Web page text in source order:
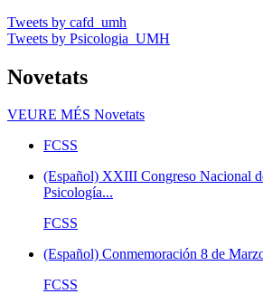
Tweets by cafd_umh
Tweets by Psicologia_UMH
Novetats
VEURE MÉS Novetats
FCSS
(Español) XXIII Congreso Nacional
Psicología...
FCSS
(Español) Conmemoración 8 de
FCSS